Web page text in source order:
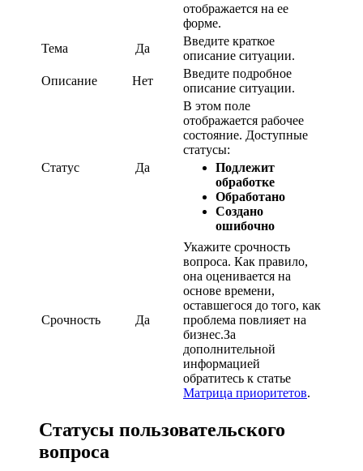
отображается на ее
форме.
Тема
Да
Введите краткое
описание ситуации.
Описание
Нет
Введите подробное
описание ситуации.
Статус Да
В этом поле
отображается рабочее
состояние. Доступные
статусы:
Подлежит
обработке
Обработано
Создано
ошибочно
Срочность Да
Укажите срочность
вопроса. Как правило,
она оценивается на
основе времени,
оставшегося до того, как
проблема повлияет на
бизнес.За
дополнительной
информацией
обратитесь к статье
Матрица приоритетов.
Статусы пользовательского
вопроса